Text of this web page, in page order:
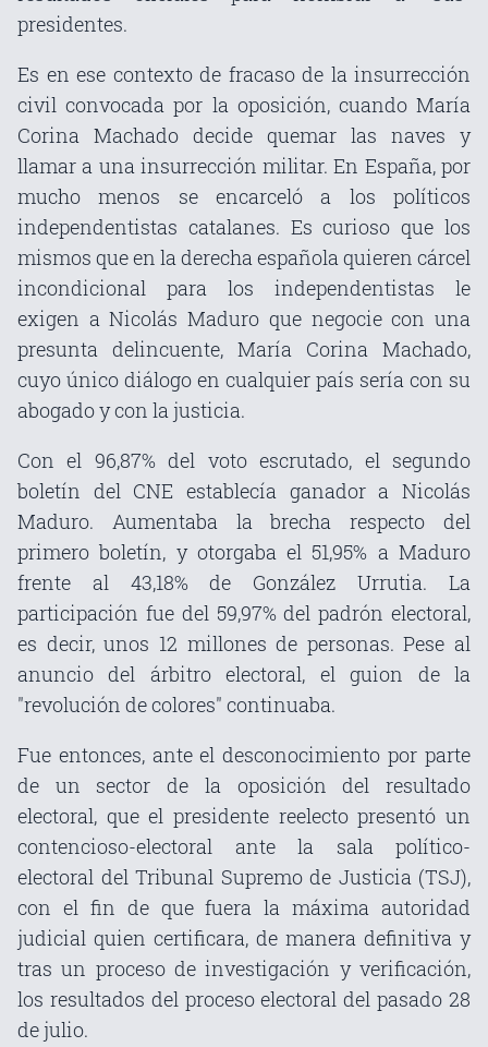
presidentes.
Es en ese contexto de fracaso de la insurrección
civil convocada por la oposición, cuando María
Corina Machado decide quemar las naves y
llamar a una insurrección militar. En España, por
mucho menos se encarceló a los políticos
independentistas catalanes. Es curioso que los
mismos que en la derecha española quieren cárcel
incondicional para los independentistas le
exigen a Nicolás Maduro que negocie con una
presunta delincuente, María Corina Machado,
cuyo único diálogo en cualquier país sería con su
abogado y con la justicia.
Con el 96,87% del voto escrutado, el segundo
boletín del CNE establecía ganador a Nicolás
Maduro. Aumentaba la brecha respecto del
primero boletín, y otorgaba el 51,95% a Maduro
frente al 43,18% de González Urrutia. La
participación fue del 59,97% del padrón electoral,
es decir, unos 12 millones de personas. Pese al
anuncio del árbitro electoral, el guion de la
"revolución de colores" continuaba.
Fue entonces, ante el desconocimiento por parte
de un sector de la oposición del resultado
electoral, que el presidente reelecto presentó un
contencioso-electoral ante la sala político-
electoral del Tribunal Supremo de Justicia (TSJ),
con el fin de que fuera la máxima autoridad
judicial quien certificara, de manera definitiva y
tras un proceso de investigación y verificación,
los resultados del proceso electoral del pasado 28
de julio.